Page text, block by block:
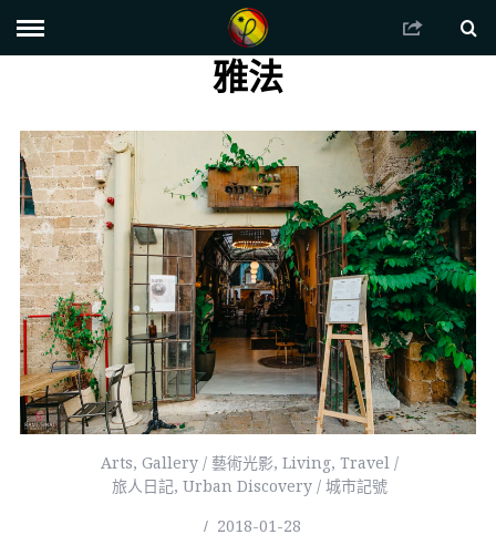
雅法
Arts, Gallery / 藝術光影, Living, Travel /
旅人日記, Urban Discovery / 城市記號
2018-01-28